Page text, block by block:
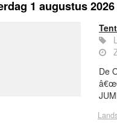
1 augustus 2026
De